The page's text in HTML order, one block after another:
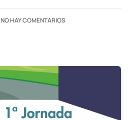
NO HAY COMENTARIOS